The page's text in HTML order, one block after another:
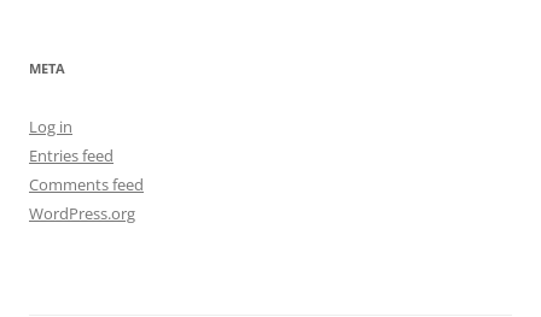
META
Log in
Entries feed
Comments feed
WordPress.org